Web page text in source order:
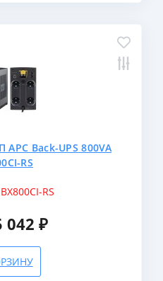
Back-UPS 800VA
RS
BX800CI-RS
042 ₽